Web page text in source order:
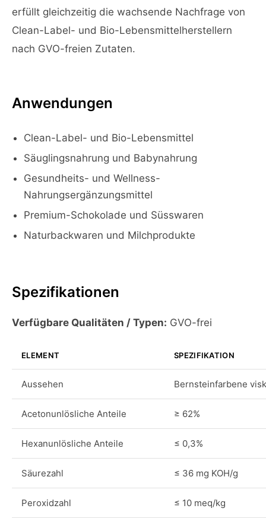
erfüllt gleichzeitig die wachsende Nachfrage von
Clean-Label- und Bio-Lebensmittelherstellern
nach GVO-freien Zutaten.
Anwendungen
Clean-Label- und Bio-Lebensmittel
Säuglingsnahrung und Babynahrung
Gesundheits- und Wellness-
Nahrungsergänzungsmittel
Premium-Schokolade und Süsswaren
Naturbackwaren und Milchprodukte
Spezifikationen
Verfügbare Qualitäten / Typen: GVO-frei
ELEMENT SPEZIFIKATION
Aussehen Bernsteinfarbene
Acetonunlösliche Anteile ≥ 62%
Hexanunlösliche Anteile ≤ 0,3%
Säurezahl ≤ 36 mg KOH/g
Peroxidzahl ≤ 10 meq/kg